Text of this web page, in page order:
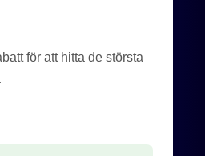
för att hitta de största